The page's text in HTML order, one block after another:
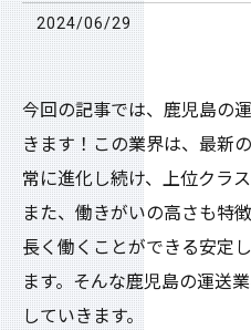
2024/06/29
今回の記事では、鹿児島の
きます！この業界は、最新
常に進化し続け、上位クラ
また、働きがいの高さも特
長く働くことができる安定
ます。そんな鹿児島の運送
していきます。